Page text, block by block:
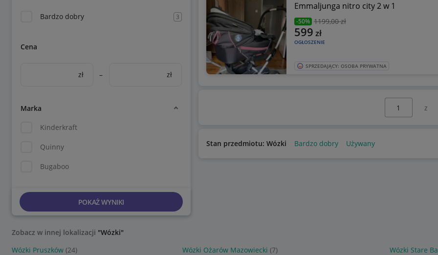
Bardzo dobry 3
Cena
zł – zł
Marka
Kinderkraft
Quinny
Bugaboo
POKAŻ WYNIKI
Emmaljunga nitro city 2 w 1
-50% 1199,00 zł
OGŁOSZENIE
599 zł
SPRZEDAJĄCY: OSOBA PRYWATNA
z
Stan przedmiotu: Wózki Bardzo dobry Używany
Zobacz w innej lokalizacji "Wózki"
Wózki Pruszków (24) Wózki Ożarów Mazowiecki (7) Wózki Stare